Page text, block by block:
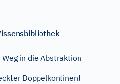
in die Abstraktion
Doppelkontinent